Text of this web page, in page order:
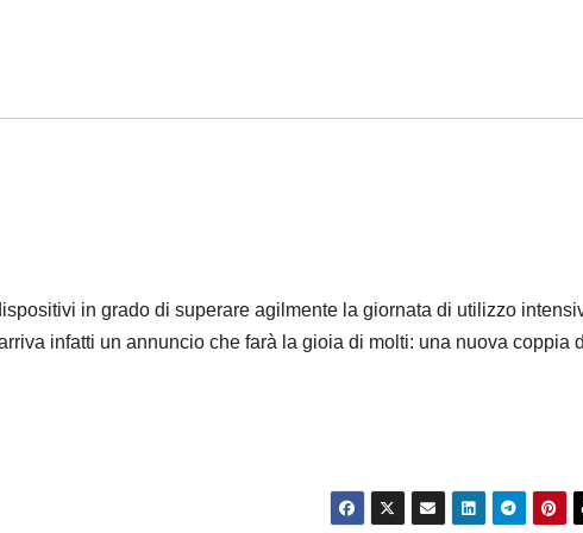
in grado di superare agilmente la giornata di utilizzo
infatti un annuncio che farà la gioia di molti: una nuova coppia